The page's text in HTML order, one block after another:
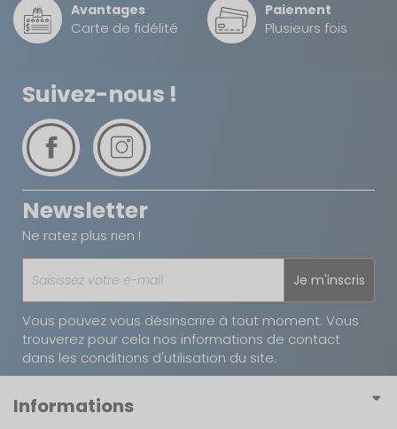
Avantages
Carte de fidélité
Paiement
Plusieurs fois
Suivez-nous !
Newsletter
Ne ratez plus rien !
Je m'inscris
Vous pouvez vous désinscrire à tout moment. Vous
trouverez pour cela nos informations de contact
dans les conditions d'utilisation du site.
Informations